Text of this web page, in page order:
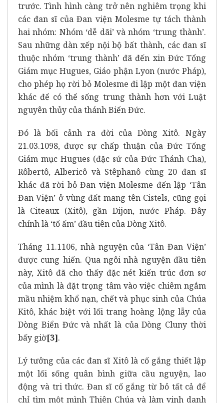
trước. Tình hình càng trở nên nghiêm trọng khi
các đan sĩ của Đan viện Molesme tự tách thành
hai nhóm: Nhóm ‘dễ dãi’ và nhóm ‘trung thành’.
Sau những dàn xếp nội bộ bất thành, các đan sĩ
thuộc nhóm ‘trung thành’ đã đến xin Đức Tổng
Giám mục Hugues, Giáo phận Lyon (nước Pháp),
cho phép họ rời bỏ Molesme đi lập một đan viện
khác để có thể sống trung thành hơn với Luật
nguyên thủy của thánh Biển Đức.
Đó là bối cảnh ra đời của Dòng Xitô. Ngày
21.03.1098, được sự chấp thuận của Đức Tổng
Giám mục Hugues (đặc sứ của Đức Thánh Cha),
Rôbertô, Albericô và Stêphanô cùng 20 đan sĩ
khác đã rời bỏ Đan viện Molesme đến lập ‘Tân
Đan Viện’ ở vùng đất mang tên Cistels, cũng gọi
là Citeaux (Xitô), gần Dijon, nước Pháp. Đây
chính là ‘tổ ấm’ đầu tiên của Dòng Xitô.
Tháng 11.1106, nhà nguyện của ‘Tân Đan Viện’
được cung hiến. Qua ngôi nhà nguyện đầu tiên
này, Xitô đã cho thấy đặc nét kiến trúc đơn sơ
của mình là đặt trọng tâm vào việc chiêm ngắm
mầu nhiệm khổ nạn, chết và phục sinh của Chúa
Kitô, khác biệt với lối trang hoàng lộng lẫy của
Dòng Biển Đức và nhất là của Dòng Cluny thời
bấy giờ[3].
Lý tưởng của các đan sĩ Xitô là cố gắng thiết lập
một lối sống quân bình giữa cầu nguyện, lao
động và tri thức. Đan sĩ cố gắng từ bỏ tất cả để
chỉ tìm một mình Thiên Chúa và làm vinh danh